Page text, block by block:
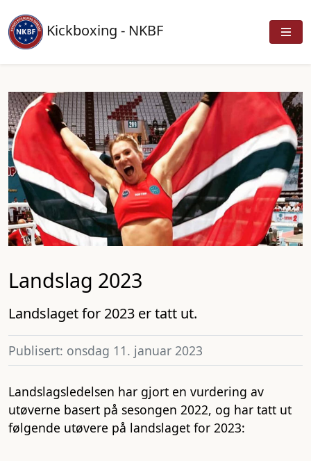
Kickboxing - NKBF
Landslag 2023
Landslaget for 2023 er tatt ut.
Publisert: onsdag 11. januar 2023
Landslagsledelsen har gjort en vurdering av
utøverne basert på sesongen 2022, og har tatt ut
følgende utøvere på landslaget for 2023: